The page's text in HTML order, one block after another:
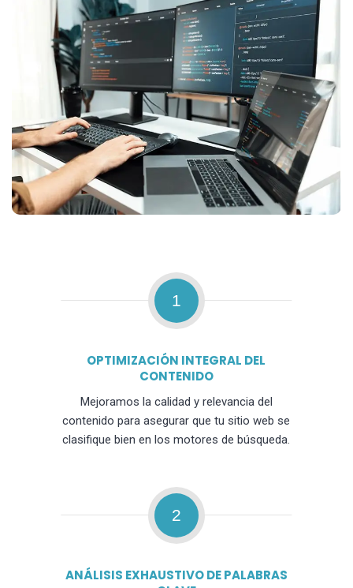
1
OPTIMIZACIÓN INTEGRAL DEL
CONTENIDO
Mejoramos la calidad y relevancia del
contenido para asegurar que tu sitio web se
clasifique bien en los motores de búsqueda.
2
ANÁLISIS EXHAUSTIVO DE PALABRAS